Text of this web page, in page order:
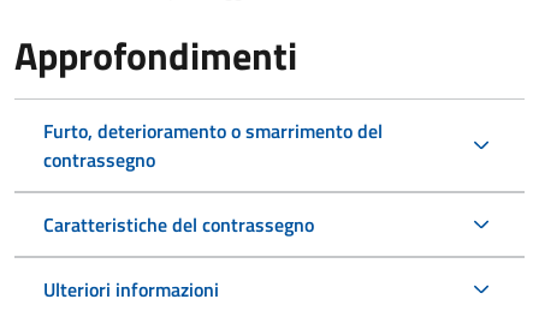
Approfondimenti
Furto, deterioramento o smarrimento del
contrassegno
Caratteristiche del contrassegno
Ulteriori informazioni